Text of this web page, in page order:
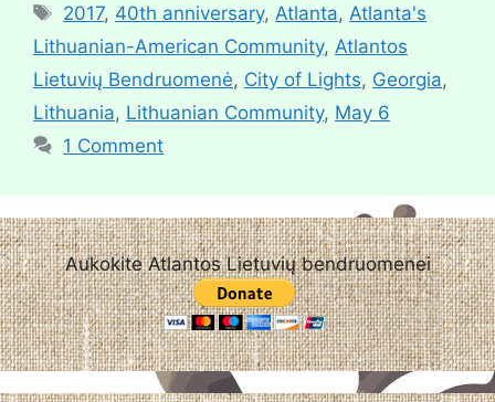
2017, 40th anniversary, Atlanta, Atlanta's
Lithuanian-American Community, Atlantos
Lietuvių Bendruomenė, City of Lights, Georgia,
Lithuania, Lithuanian Community, May 6
1 Comment
Aukokite Atlantos Lietuvių bendruomenei